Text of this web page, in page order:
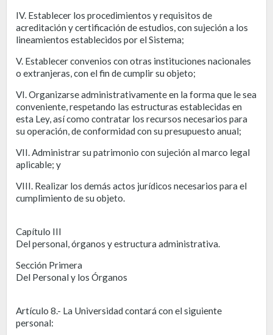
IV. Establecer los procedimientos y requisitos de
acreditación y certificación de estudios, con sujeción a los
lineamientos establecidos por el Sistema;
V. Establecer convenios con otras instituciones nacionales
o extranjeras, con el fin de cumplir su objeto;
VI. Organizarse administrativamente en la forma que le sea
conveniente, respetando las estructuras establecidas en
esta Ley, así como contratar los recursos necesarios para
su operación, de conformidad con su presupuesto anual;
VII. Administrar su patrimonio con sujeción al marco legal
aplicable; y
VIII. Realizar los demás actos jurídicos necesarios para el
cumplimiento de su objeto.
Capítulo III
Del personal, órganos y estructura administrativa.
Sección Primera
Del Personal y los Órganos
Artículo 8.- La Universidad contará con el siguiente
personal: